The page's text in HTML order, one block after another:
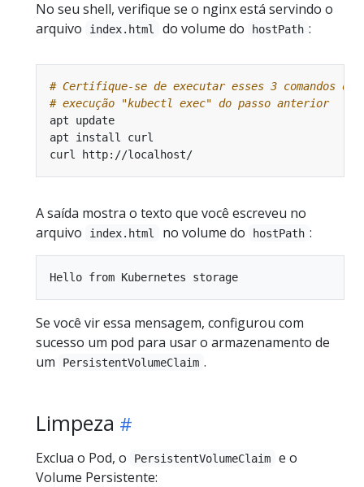
No seu shell, verifique se o nginx está servindo o
arquivo
index.html do volume do hostPath :
# Certifique-se de executar esses 3 comandos
# execução "kubectl exec" do passo anterior
A saída mostra o texto que você escreveu no
arquivo
index.html no volume do hostPath :
Se você vir essa mensagem, configurou com
sucesso um pod para usar o armazenamento de
um
PersistentVolumeClaim .
Limpeza
Exclua o Pod, o PersistentVolumeClaim
e o
Volume Persistente: